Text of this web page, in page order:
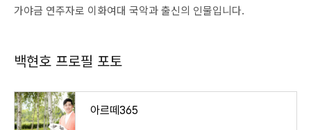
가야금 연주자로 이화여대 국악과 출신의 인물입니다.
백현호 프로필 포토
아르떼365